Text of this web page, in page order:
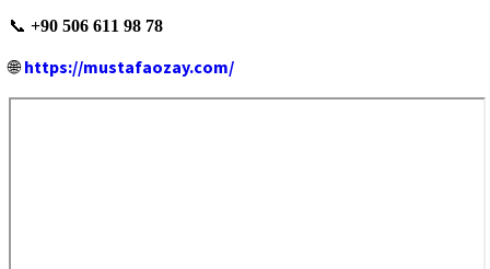
📞 +90 506 611 98 78
🌐https://mustafaozay.com/